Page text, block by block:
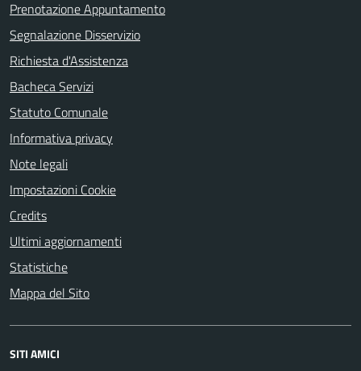
Prenotazione Appuntamento
Segnalazione Disservizio
Richiesta d'Assistenza
Bacheca Servizi
Statuto Comunale
Informativa privacy
Note legali
Impostazioni Cookie
Credits
Ultimi aggiornamenti
Statistiche
Mappa del Sito
SITI AMICI